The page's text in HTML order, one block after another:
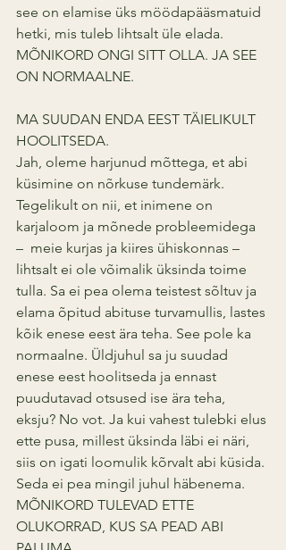
see on elamise üks möödapääsmatuid
hetki, mis tuleb lihtsalt üle elada.
MÕNIKORD ONGI SITT OLLA. JA SEE
ON NORMAALNE.
MA SUUDAN ENDA EEST TÄIELIKULT
HOOLITSEDA.
Jah, oleme harjunud mõttega, et abi
küsimine on nõrkuse tundemärk.
Tegelikult on nii, et inimene on
karjaloom ja mõnede probleemidega
–  meie kurjas ja kiires ühiskonnas –
lihtsalt ei ole võimalik üksinda toime
tulla. Sa ei pea olema teistest sõltuv ja
elama õpitud abituse turvamullis, lastes
kõik enese eest ära teha. See pole ka
normaalne. Üldjuhul sa ju suudad
enese eest hoolitseda ja ennast
puudutavad otsused ise ära teha,
eksju? No vot. Ja kui vahest tulebki elus
ette pusa, millest üksinda läbi ei näri,
siis on igati loomulik kõrvalt abi küsida.
Seda ei pea mingil juhul häbenema.
MÕNIKORD TULEVAD ETTE
OLUKORRAD, KUS SA PEAD ABI